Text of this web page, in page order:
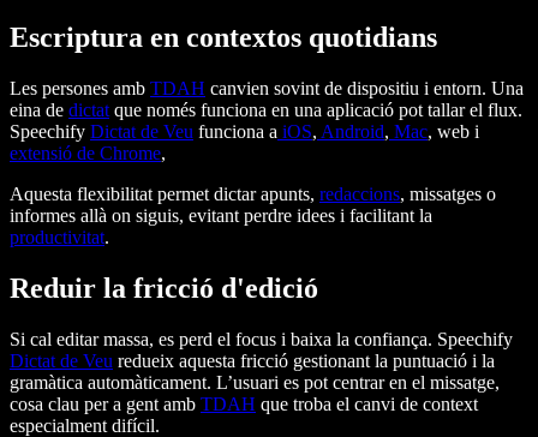
Escriptura en contextos quotidians
Les persones amb TDAH canvien sovint de dispositiu i entorn. Una
eina de dictat que només funciona en una aplicació pot tallar el flux.
Speechify Dictat de Veu funciona a iOS, Android, Mac, web i
extensió de Chrome,
Aquesta flexibilitat permet dictar apunts, redaccions, missatges o
informes allà on siguis, evitant perdre idees i facilitant la
productivitat.
Reduir la fricció d'edició
Si cal editar massa, es perd el focus i baixa la confiança. Speechify
Dictat de Veu redueix aquesta fricció gestionant la puntuació i la
gramàtica automàticament. L’usuari es pot centrar en el missatge,
cosa clau per a gent amb TDAH que troba el canvi de context
especialment difícil.